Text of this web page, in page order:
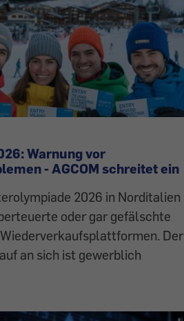
Warnung vor
- AGCOM schreitet ein
2026 in Norditalien
oder gar gefälschte
Der
an sich ist gewerblich